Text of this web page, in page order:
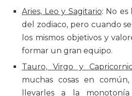
Aries, Leo y Sagitario: No es
del zodiaco, pero cuando
los mismos objetivos y
formar un gran equipo.
Tauro, Virgo y
muchas cosas en
llevarles a la